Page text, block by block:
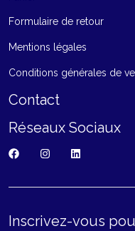
Formulaire de retour
Mentions légales
Conditions générales de
Contact
Réseaux Sociaux
Inscrivez-vous